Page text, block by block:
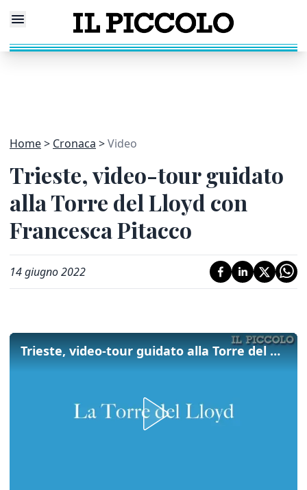
Home Cronaca Video
Trieste, video-tour guidato
alla Torre del Lloyd con
Francesca Pitacco
14 giugno 2022
Trieste, video-tour guidato alla Torre del Lloyd con Francesca Pitacco